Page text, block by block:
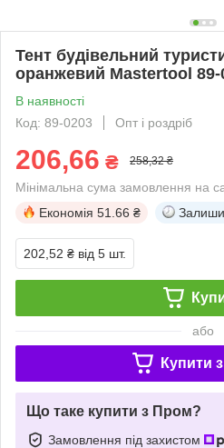
Тент будівельний
оранжевий Mastertool 89-
В наявності
Код: 89-0203
Опт і роздріб
206,66 ₴ 258,32 ₴
Мінімальна сума замовлення на
Економія 51.66 ₴
202,52 ₴ від 5 шт.
або
Купити з
Що таке купити з Пром?
Замовлення під захистом